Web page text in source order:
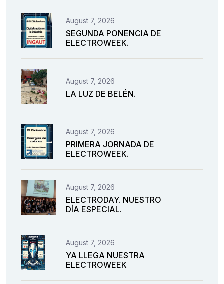
August 7, 2026
SEGUNDA PONENCIA DE
ELECTROWEEK.
August 7, 2026
LA LUZ DE BELÉN.
August 7, 2026
PRIMERA JORNADA DE
ELECTROWEEK.
August 7, 2026
ELECTRODAY. NUESTRO
DÍA ESPECIAL.
August 7, 2026
YA LLEGA NUESTRA
ELECTROWEEK